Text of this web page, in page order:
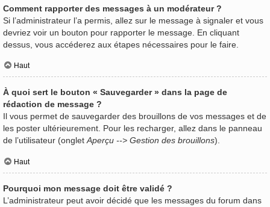
Comment rapporter des messages à un modérateur ?
Si l’administrateur l’a permis, allez sur le message à signaler et vous
devriez voir un bouton pour rapporter le message. En cliquant
dessus, vous accéderez aux étapes nécessaires pour le faire.
Haut
À quoi sert le bouton « Sauvegarder » dans la page de
rédaction de message ?
Il vous permet de sauvegarder des brouillons de vos messages et de
les poster ultérieurement. Pour les recharger, allez dans le panneau
de l’utilisateur (ongletAperçu --> Gestion des brouillons).
Haut
Pourquoi mon message doit être validé ?
L’administrateur peut avoir décidé que les messages du forum dans